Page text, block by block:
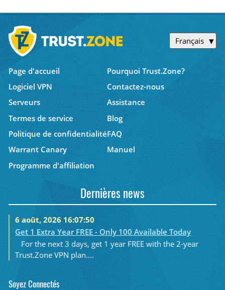
Français
Page d'accueil
Pourquoi Trust.Zone?
Logiciel VPN
Contactez-nous
Serveurs
Assistance
Termes de service
Blog
Politique de confidentialitéFAQ
Warrant Canary
Manuel
Programme d'affiliation
Dernières news
6 août, 2026 16:07:50
Get 1 Extra Year FREE - Only 100 Available Today
For the next 3 days, get 1 year FREE with the 2-year
Trust.Zone VPN plan....
Soyez Connectés